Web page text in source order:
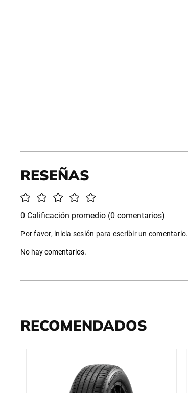
0 Calificación promedio (0 comentarios)
Por favor, inicia sesión para escribir un comentario.
No hay comentarios.
RECOMENDADOS